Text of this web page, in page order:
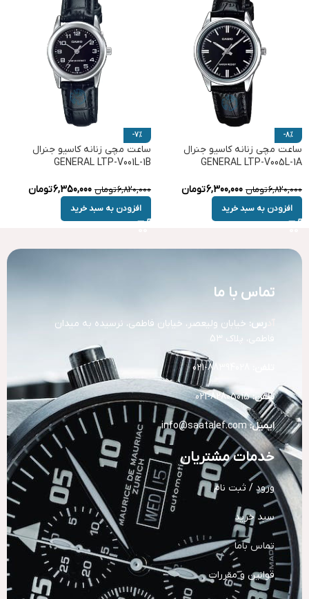
-8%
ساعت مچی زنانه کاسیو جنرال
GENERAL LTP-V005L-1A
6,820,000تومان 6,300,000تومان
افزودن به سبد خرید
-7%
ساعت مچی زنانه کاسیو جنرال
GENERAL LTP-V001L-1B
6,820,000تومان 6,350,000تومان
افزودن به سبد خرید
تماس با ما
رس: خیابان ولیعصر، خیابان فاطمی، نرسیده به میدان
فاطمی، پلاک 53
تلفن:82805015-021
ایمیل: info@saatalef.com
خدمات مشتریان
ورود / ثبت نام
سبد خرید
تماس باما
قوانین و مقررات